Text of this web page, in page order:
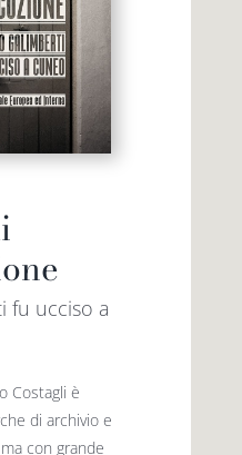
fu ucciso a
Costagli è
di archivio e
con grande